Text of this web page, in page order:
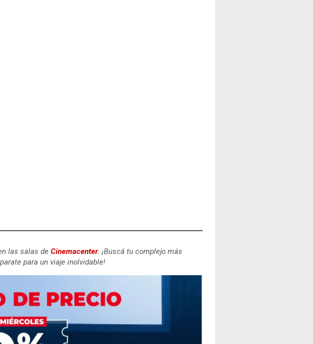
las salas de Cinemacenter. ¡Buscá tu complejo más
para un viaje inolvidable!